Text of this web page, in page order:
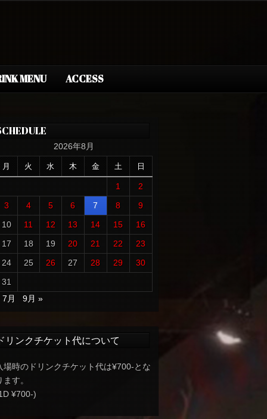
MENU ACCESS
2026年8月
月 火 水 木 金 土 日
1
2
3
4 5 6 7 8
9
10
11 12 13 14 15
16
17
18 19 20 21 22
23
24
25 26 27 28 29
30
31
7月
9月 »
リンクチケット代について
場時のドリンクチケット代は¥700-とな
ます。
¥700-)